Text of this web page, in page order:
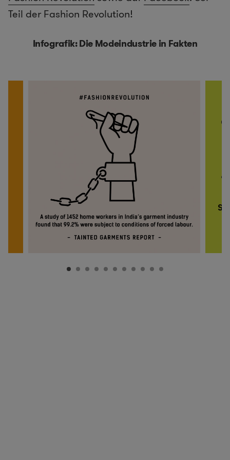
Teil der Fashion Revolution!
Infografik: Die Modeindustrie in Fakten